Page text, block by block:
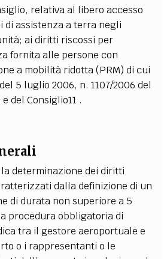
relativa al libero accesso
di assistenza a terra negli
ai diritti riscossi per
fornita alle persone con
a mobilità ridotta (PRM) di cui
5 luglio 2006, n. 1107/2006 del
del Consiglio11 .
determinazione dei diritti
dalla definizione di un
di durata non superiore a 5
procedura obbligatoria di
tra il gestore aeroportuale e
o i rappresentanti o le